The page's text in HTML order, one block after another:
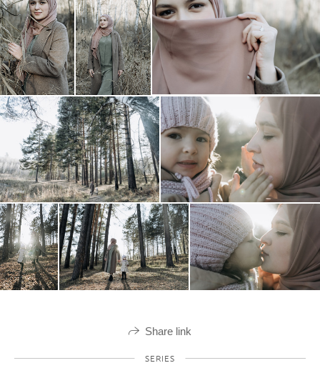
Share link
SERIES